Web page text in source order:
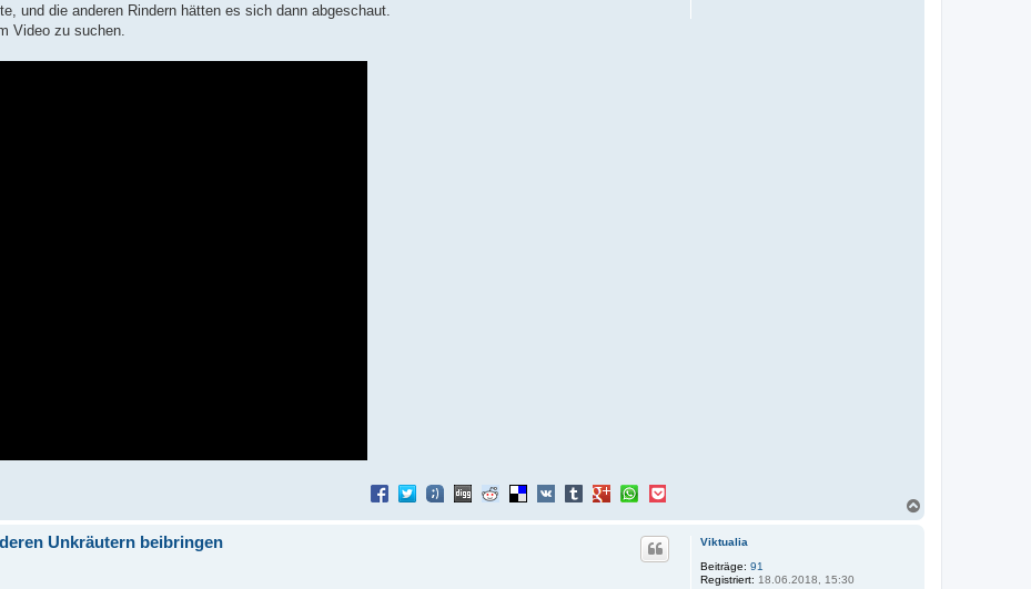
und die anderen Rindern hätten es sich dann abgeschaut.
Video zu suchen.
Viktualia
Beiträge: 91
Registriert: 18.06.2018, 15:30
Unkräutern beibringen